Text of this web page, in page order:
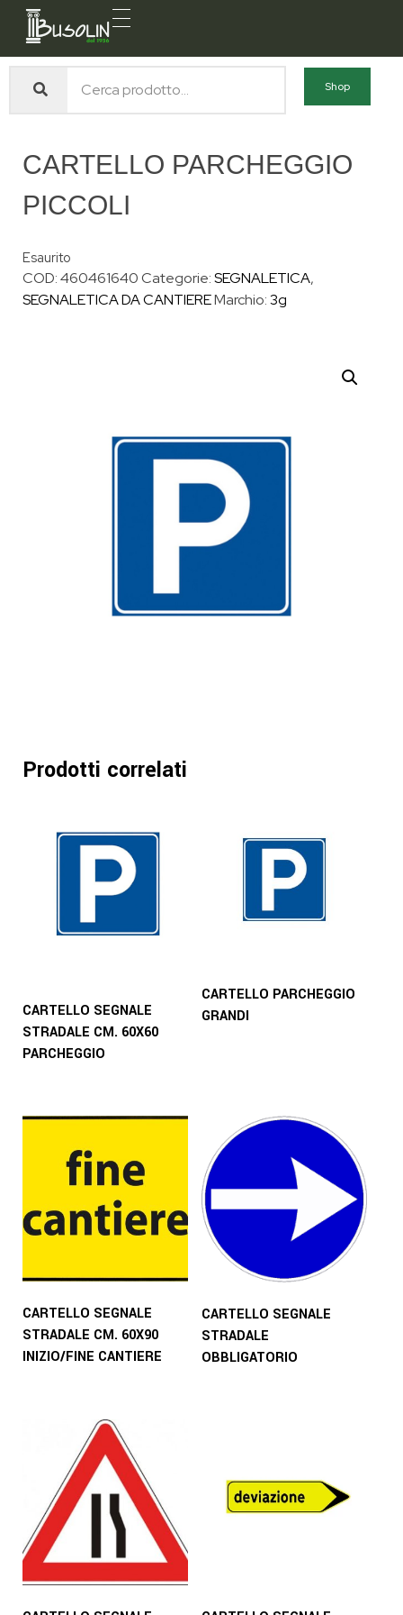
Busolin S.R.L.
Shop
CARTELLO PARCHEGGIO
PICCOLI
Esaurito
COD:460461640Categorie:SEGNALETICA,
SEGNALETICA DA CANTIEREMarchio:3g
Prodotti correlati
CARTELLO SEGNALE
STRADALE CM. 60X60
PARCHEGGIO
CARTELLO PARCHEGGIO
GRANDI
CARTELLO SEGNALE
STRADALE CM. 60X90
INIZIO/FINE CANTIERE
CARTELLO SEGNALE
STRADALE
OBBLIGATORIO